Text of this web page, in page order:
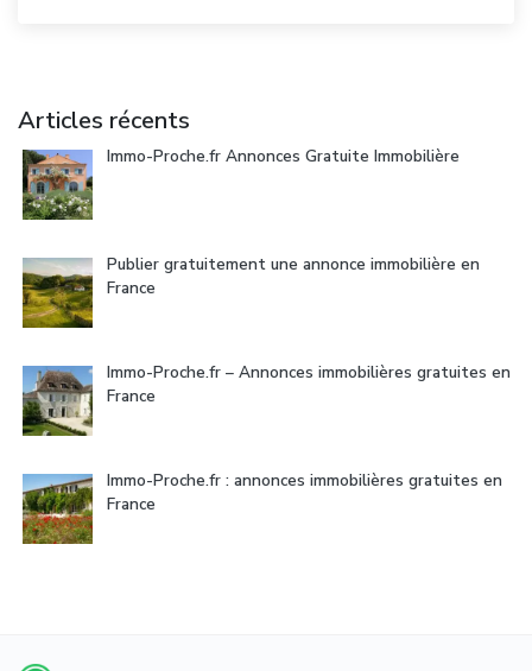
Articles récents
Immo-Proche.fr Annonces Gratuite Immobilière
Publier gratuitement une annonce immobilière en
France
Immo-Proche.fr – Annonces immobilières gratuites en
France
Immo-Proche.fr : annonces immobilières gratuites en
France